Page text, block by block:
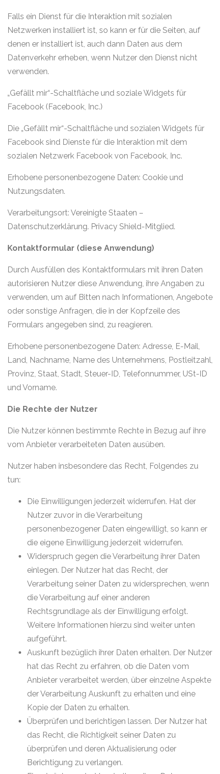
Falls ein Dienst für die Interaktion mit sozialen
Netzwerken installiert ist, so kann er für die Seiten, auf
denen er installiert ist, auch dann Daten aus dem
Datenverkehr erheben, wenn Nutzer den Dienst nicht
verwenden.
„Gefällt mir“-Schaltfläche und soziale Widgets für
Facebook (Facebook, Inc.)
Die „Gefällt mir“-Schaltfläche und sozialen Widgets für
Facebook sind Dienste für die Interaktion mit dem
sozialen Netzwerk Facebook von Facebook, Inc.
Erhobene personenbezogene Daten: Cookie und
Nutzungsdaten.
Verarbeitungsort: Vereinigte Staaten –
Datenschutzerklärung. Privacy Shield-Mitglied.
Kontaktformular (diese Anwendung)
Durch Ausfüllen des Kontaktformulars mit ihren Daten
autorisieren Nutzer diese Anwendung, ihre Angaben zu
verwenden, um auf Bitten nach Informationen, Angebote
oder sonstige Anfragen, die in der Kopfzeile des
Formulars angegeben sind, zu reagieren.
Erhobene personenbezogene Daten: Adresse, E-Mail,
Land, Nachname, Name des Unternehmens, Postleitzahl,
Provinz, Staat, Stadt, Steuer-ID, Telefonnummer, USt-ID
und Vorname.
Die Rechte der Nutzer
Die Nutzer können bestimmte Rechte in Bezug auf ihre
vom Anbieter verarbeiteten Daten ausüben.
Nutzer haben insbesondere das Recht, Folgendes zu
tun:
Die Einwilligungen jederzeit widerrufen. Hat der
Nutzer zuvor in die Verarbeitung
personenbezogener Daten eingewilligt, so kann er
die eigene Einwilligung jederzeit widerrufen.
Widerspruch gegen die Verarbeitung ihrer Daten
einlegen. Der Nutzer hat das Recht, der
Verarbeitung seiner Daten zu widersprechen, wenn
die Verarbeitung auf einer anderen
Rechtsgrundlage als der Einwilligung erfolgt.
Weitere Informationen hierzu sind weiter unten
aufgeführt.
Auskunft bezüglich ihrer Daten erhalten. Der Nutzer
hat das Recht zu erfahren, ob die Daten vom
Anbieter verarbeitet werden, über einzelne Aspekte
der Verarbeitung Auskunft zu erhalten und eine
Kopie der Daten zu erhalten.
Überprüfen und berichtigen lassen. Der Nutzer hat
das Recht, die Richtigkeit seiner Daten zu
überprüfen und deren Aktualisierung oder
Berichtigung zu verlangen.